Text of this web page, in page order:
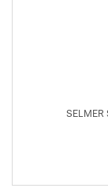
SELMER